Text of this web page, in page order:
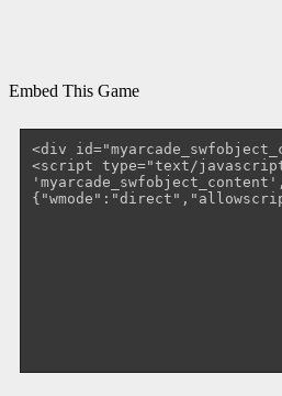
Embed This Game